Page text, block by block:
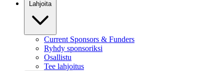
Lahjoita
Current Sponsors & Funders
Ryhdy sponsoriksi
Osallistu
Tee lahjoitus